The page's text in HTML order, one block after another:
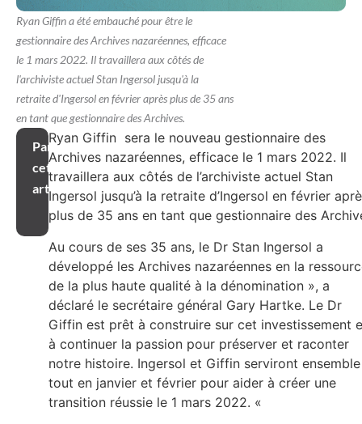
Ryan Giffin a été embauché pour être le
gestionnaire des Archives nazaréennes, efficace
le 1 mars 2022. Il travaillera aux côtés de
l'archiviste actuel Stan Ingersol jusqu'à la
retraite d'Ingersol en février après plus de 35 ans
en tant que gestionnaire des Archives.
Partager
cet
article
Ryan Giffin sera le nouveau gestionnaire des
Archives nazaréennes, efficace le 1 mars 2022. Il
travaillera aux côtés de l’archiviste actuel Stan
Ingersol jusqu’à la retraite d’Ingersol en février
plus de 35 ans en tant que gestionnaire des
Au cours de ses 35 ans, le Dr Stan Ingersol a
développé les Archives nazaréennes en la
de la plus haute qualité à la dénomination », a
déclaré le secrétaire général Gary Hartke. Le Dr
Giffin est prêt à construire sur cet investissement
à continuer la passion pour préserver et raconter
notre histoire. Ingersol et Giffin serviront ensemble
tout en janvier et février pour aider à créer une
transition réussie le 1 mars 2022. «